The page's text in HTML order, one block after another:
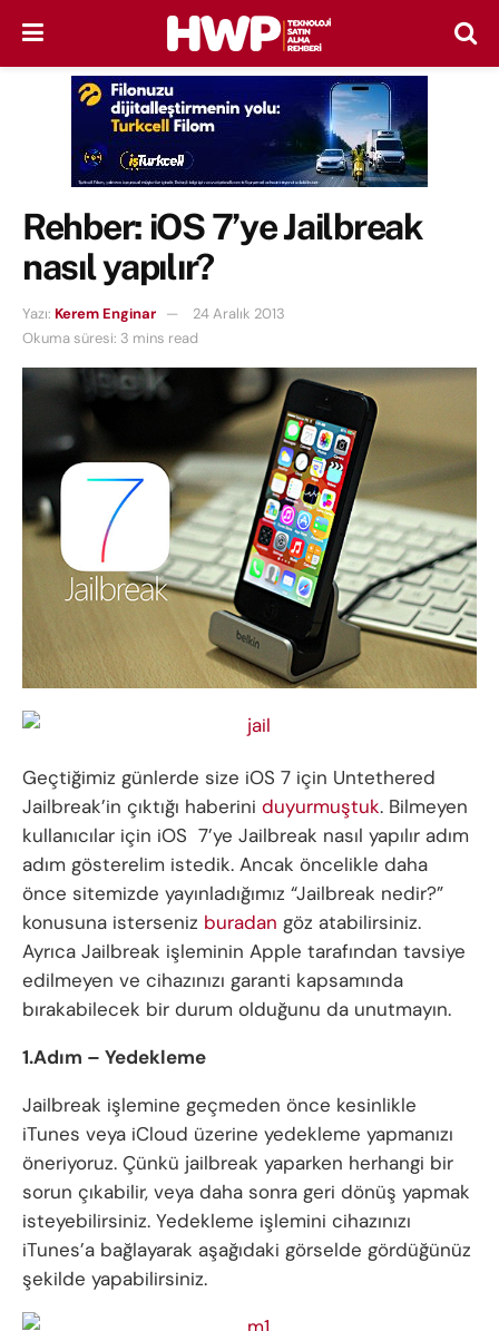
Rehber: iOS 7’ye Jailbreak
nasıl yapılır?
Yazı: Kerem Enginar
24 Aralık 2013
Okuma süresi: 3 mins read
Geçtiğimiz günlerde size iOS 7 için Untethered
Jailbreak’in çıktığı haberini duyurmuştuk. Bilmeyen
kullanıcılar için iOS 7’ye Jailbreak nasıl yapılır adım
adım gösterelim istedik. Ancak öncelikle daha
önce sitemizde yayınladığımız “Jailbreak nedir?”
konusuna isterseniz buradan göz atabilirsiniz.
Ayrıca Jailbreak işleminin Apple tarafından tavsiye
edilmeyen ve cihazınızı garanti kapsamında
bırakabilecek bir durum olduğunu da unutmayın.
1.Adım – Yedekleme
Jailbreak işlemine geçmeden önce kesinlikle
iTunes veya iCloud üzerine yedekleme yapmanızı
öneriyoruz. Çünkü jailbreak yaparken herhangi bir
sorun çıkabilir, veya daha sonra geri dönüş yapmak
isteyebilirsiniz. Yedekleme işlemini cihazınızı
iTunes’a bağlayarak aşağıdaki görselde gördüğünüz
şekilde yapabilirsiniz.